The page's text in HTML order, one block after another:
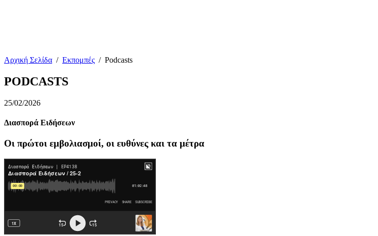
Αρχική Σελίδα / Εκπομπές / Podcasts
PODCASTS
25/02/2026
Διασπορά Ειδήσεων
Οι πρώτοι εμβολιασμοί, οι ευθύνες και τα μέτρα